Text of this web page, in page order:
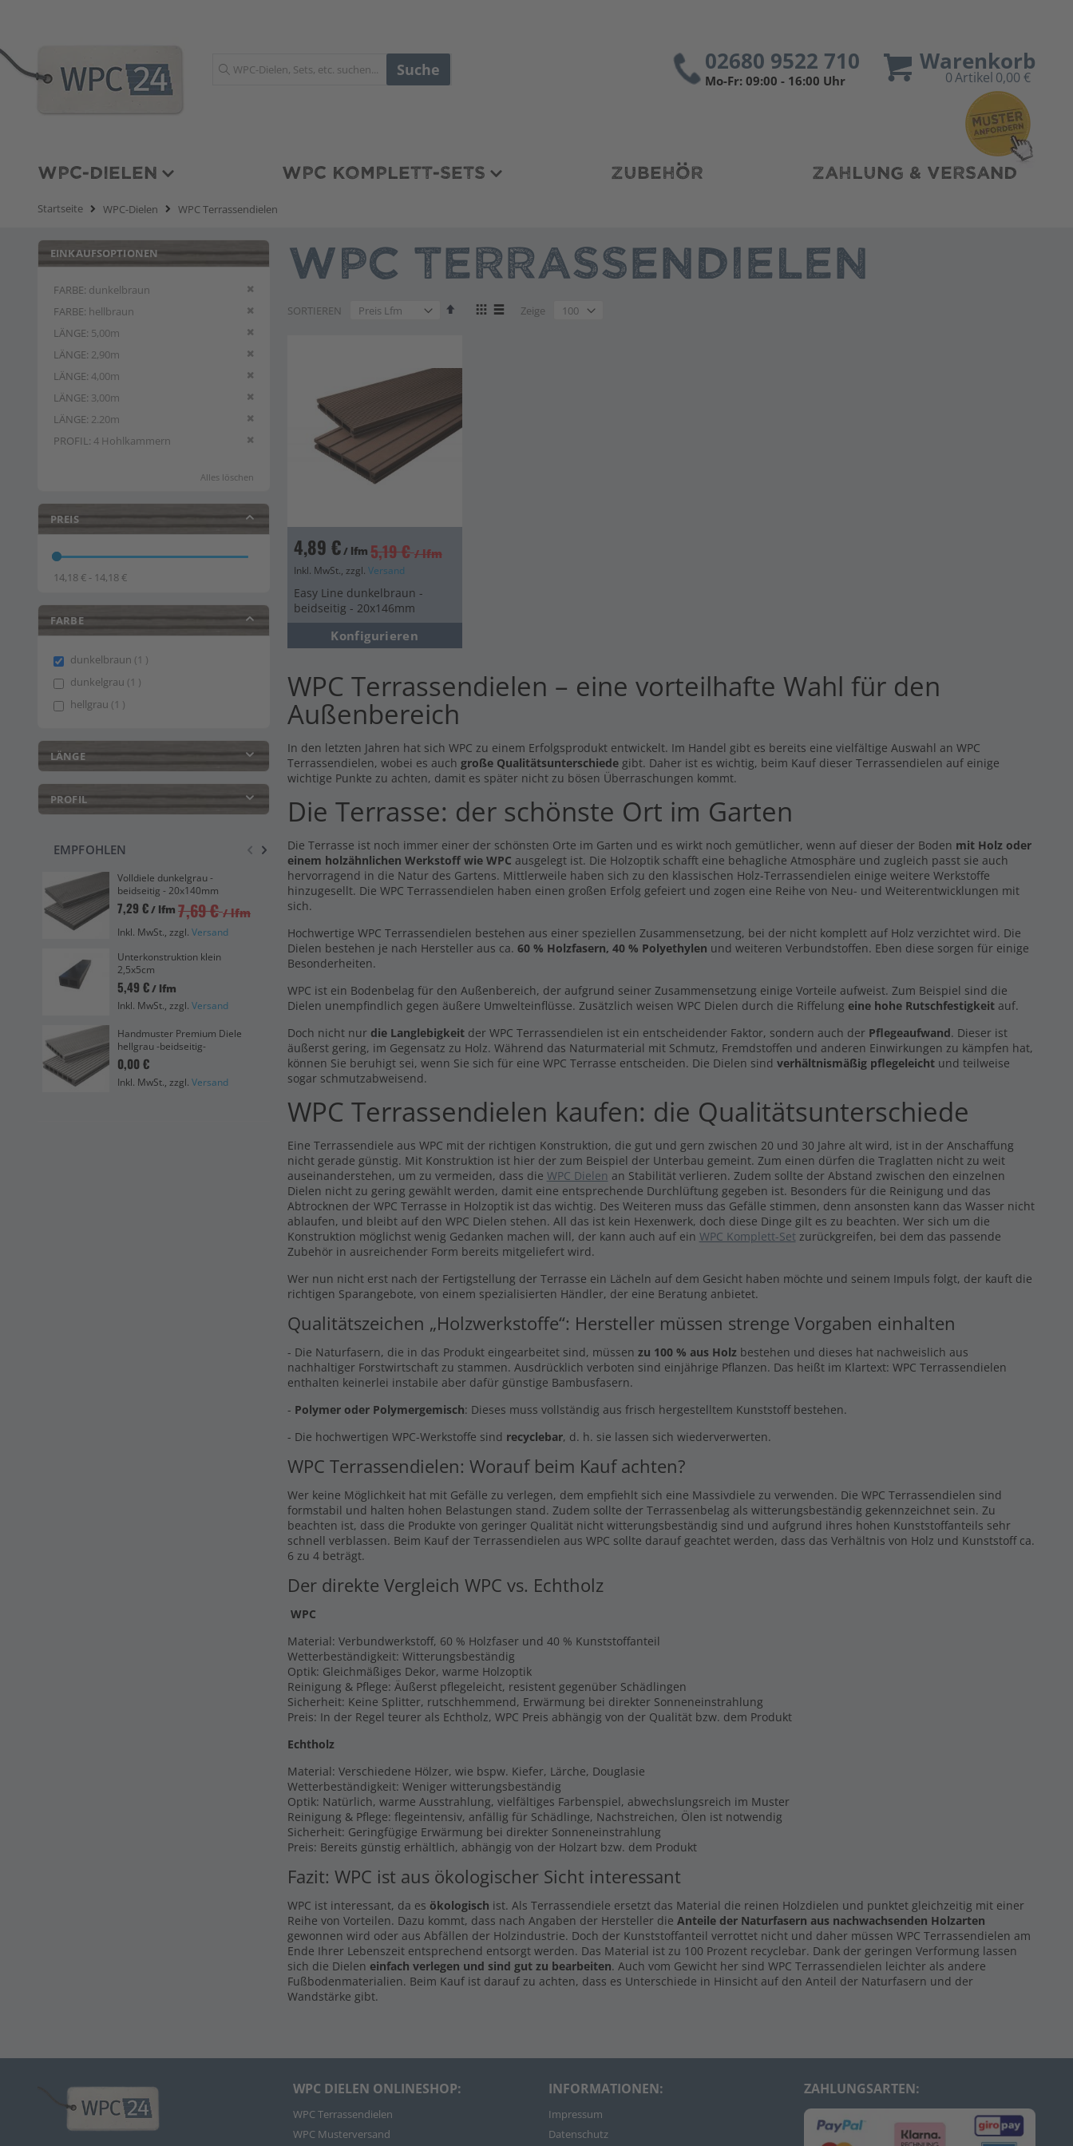
Warenkorb
0Artikel 0,00 €
Suche 02680 9522 710
Mo-Fr: 09:00 - 16:00 Uhr
WPC-DIELEN WPC KOMPLETT-SETS ZUBEHÖR ZAHLUNG & VERSAND
Startseite WPC-Dielen WPC Terrassendielen
WPC TERRASSENDIELEN
SORTIEREN
AbsteigendAnzeigen
Zeige
4,89 €/ lfm 5,19 € / lfm
Inkl. MwSt., zzgl. Versand
Easy Line dunkelbraun -
beidseitig - 20x146mm
Konfigurieren
WPC Terrassendielen – eine vorteilhafte Wahl für den
Außenbereich
In den letzten Jahren hat sich WPC zu einem Erfolgsprodukt entwickelt. Im Handel gibt es bereits eine vielfältige Auswahl an WPC
Terrassendielen, wobei es auch große Qualitätsunterschiede gibt. Daher ist es wichtig, beim Kauf dieser Terrassendielen auf einige
wichtige Punkte zu achten, damit es später nicht zu bösen Überraschungen kommt.
Die Terrasse: der schönste Ort im Garten
Die Terrasse ist noch immer einer der schönsten Orte im Garten und es wirkt noch gemütlicher, wenn auf dieser der Boden mit Holz oder
einem holzähnlichen Werkstoff wie WPC ausgelegt ist. Die Holzoptik schafft eine behagliche Atmosphäre und zugleich passt sie auch
hervorragend in die Natur des Gartens. Mittlerweile haben sich zu den klassischen Holz-Terrassendielen einige weitere Werkstoffe
hinzugesellt. Die WPC Terrassendielen haben einen großen Erfolg gefeiert und zogen eine Reihe von Neu- und Weiterentwicklungen mit
sich.
Hochwertige WPC Terrassendielen bestehen aus einer speziellen Zusammensetzung, bei der nicht komplett auf Holz verzichtet wird. Die
Dielen bestehen je nach Hersteller aus ca. 60 % Holzfasern, 40 % Polyethylen und weiteren Verbundstoffen. Eben diese sorgen für einige
Besonderheiten.
WPC ist ein Bodenbelag für den Außenbereich, der aufgrund seiner Zusammensetzung einige Vorteile aufweist. Zum Beispiel sind die
Dielen unempfindlich gegen äußere Umwelteinflüsse. Zusätzlich weisen WPC Dielen durch die Riffelung eine hohe Rutschfestigkeitauf.
Doch nicht nur die Langlebigkeitder WPC Terrassendielen ist ein entscheidender Faktor, sondern auch der Pflegeaufwand. Dieser ist
äußerst gering, im Gegensatz zu Holz. Während das Naturmaterial mit Schmutz, Fremdstoffen und anderen Einwirkungen zu kämpfen hat,
können Sie beruhigt sei, wenn Sie sich für eine WPC Terrasse entscheiden. Die Dielen sind verhältnismäßig pflegeleichtund teilweise
sogar schmutzabweisend.
WPC Terrassendielen kaufen: die Qualitätsunterschiede
Eine Terrassendiele aus WPC mit der richtigen Konstruktion, die gut und gern zwischen 20 und 30 Jahre alt wird, ist in der Anschaffung
nicht gerade günstig. Mit Konstruktion ist hier der zum Beispiel der Unterbau gemeint. Zum einen dürfen die Traglatten nicht zu weit
auseinanderstehen, um zu vermeiden, dass die WPC Dielen an Stabilität verlieren. Zudem sollte der Abstand zwischen den einzelnen
Dielen nicht zu gering gewählt werden, damit eine entsprechende Durchlüftung gegeben ist. Besonders für die Reinigung und das
Abtrocknen der WPC Terrasse in Holzoptik ist das wichtig. Des Weiteren muss das Gefälle stimmen, denn ansonsten kann das Wasser nicht
ablaufen, und bleibt auf den WPC Dielen stehen. All das ist kein Hexenwerk, doch diese Dinge gilt es zu beachten. Wer sich um die
Konstruktion möglichst wenig Gedanken machen will, der kann auch auf ein WPC Komplett-Setzurückgreifen, bei dem das passende
Zubehör in ausreichender Form bereits mitgeliefert wird.
Wer nun nicht erst nach der Fertigstellung der Terrasse ein Lächeln auf dem Gesicht haben möchte und seinem Impuls folgt, der kauft die
richtigen Sparangebote, von einem spezialisierten Händler, der eine Beratung anbietet.
Qualitätszeichen „Holzwerkstoffe“: Hersteller müssen strenge Vorgaben einhalten
- Die Naturfasern, die in das Produkt eingearbeitet sind, müssen zu 100 % aus Holz bestehen und dieses hat nachweislich aus
nachhaltiger Forstwirtschaft zu stammen. Ausdrücklich verboten sind einjährige Pflanzen. Das heißt im Klartext: WPC Terrassendielen
enthalten keinerlei instabile aber dafür günstige Bambusfasern.
- Polymer oder Polymergemisch: Dieses muss vollständig aus frisch hergestelltem Kunststoff bestehen.
- Die hochwertigen WPC-Werkstoffe sind recyclebar, d. h. sie lassen sich wiederverwerten.
WPC Terrassendielen: Worauf beim Kauf achten?
Wer keine Möglichkeit hat mit Gefälle zu verlegen, dem empfiehlt sich eine Massivdiele zu verwenden. Die WPC Terrassendielen sind
formstabil und halten hohen Belastungen stand. Zudem sollte der Terrassenbelag als witterungsbeständig gekennzeichnet sein. Zu
beachten ist, dass die Produkte von geringer Qualität nicht witterungsbeständig sind und aufgrund ihres hohen Kunststoffanteils sehr
schnell verblassen. Beim Kauf der Terrassendielen aus WPC sollte darauf geachtet werden, dass das Verhältnis von Holz und Kunststoff ca.
6 zu 4 beträgt.
Der direkte Vergleich WPC vs. Echtholz
WPC
Material: Verbundwerkstoff, 60 % Holzfaser und 40 % Kunststoffanteil
Wetterbeständigkeit: Witterungsbeständig
Optik: Gleichmäßiges Dekor, warme Holzoptik
Reinigung & Pflege: Äußerst pflegeleicht, resistent gegenüber Schädlingen
Sicherheit: Keine Splitter, rutschhemmend, Erwärmung bei direkter Sonneneinstrahlung
Preis: In der Regel teurer als Echtholz, WPC Preis abhängig von der Qualität bzw. dem Produkt
Echtholz
Material: Verschiedene Hölzer, wie bspw. Kiefer, Lärche, Douglasie
Wetterbeständigkeit: Weniger witterungsbeständig
Optik: Natürlich, warme Ausstrahlung, vielfältiges Farbenspiel, abwechslungsreich im Muster
Reinigung & Pflege: flegeintensiv, anfällig für Schädlinge, Nachstreichen, Ölen ist notwendig
Sicherheit: Geringfügige Erwärmung bei direkter Sonneneinstrahlung
Preis: Bereits günstig erhältlich, abhängig von der Holzart bzw. dem Produkt
Fazit: WPC ist aus ökologischer Sicht interessant
WPC ist interessant, da es ökologisch ist. Als Terrassendiele ersetzt das Material die reinen Holzdielen und punktet gleichzeitig mit einer
Reihe von Vorteilen. Dazu kommt, dass nach Angaben der Hersteller die Anteile der Naturfasern aus nachwachsenden Holzarten
gewonnen wird oder aus Abfällen der Holzindustrie. Doch der Kunststoffanteil verrottet nicht und daher müssen WPC Terrassendielen am
Ende Ihrer Lebenszeit entsprechend entsorgt werden. Das Material ist zu 100 Prozent recyclebar. Dank der geringen Verformung lassen
sich die Dielen einfach verlegen und sind gut zu bearbeiten. Auch vom Gewicht her sind WPC Terrassendielen leichter als andere
Fußbodenmaterialien. Beim Kauf ist darauf zu achten, dass es Unterschiede in Hinsicht auf den Anteil der Naturfasern und der
Wandstärke gibt.
EINKAUFSOPTIONEN
FARBE dunkelbraun
Diesen Artikel entfernen
FARBE hellbraun
Diesen Artikel entfernen
LÄNGE 5,00m
Diesen Artikel entfernen
LÄNGE 2,90m
Diesen Artikel entfernen
LÄNGE 4,00m
Diesen Artikel entfernen
LÄNGE 3,00m
Diesen Artikel entfernen
LÄNGE 2.20m
Diesen Artikel entfernen
PROFIL 4 Hohlkammern Diesen Artikel entfernen
Alles löschen
PREIS
14,18 € - 14,18 €
FARBE
dunkelbraun 1 item
dunkelgrau 1 item
hellgrau 1 item
LÄNGE
PROFIL
EMPFOHLEN
Volldiele dunkelgrau -
beidseitig - 20x140mm
7,29 €/ lfm 7,69 € / lfm
Inkl. MwSt., zzgl. Versand
Unterkonstruktion klein
2,5x5cm
5,49 €/ lfm
Inkl. MwSt., zzgl. Versand
Handmuster Premium Diele
hellgrau -beidseitig-
0,00 €
Inkl. MwSt., zzgl. Versand
Handmuster Easy Line
dunkelgrau -beidseitig-
Inkl. MwSt., zzgl.Versand
Volldielen Komplett Set 3m
Dielen -beidseitig-
505,18 €
Inkl. MwSt., zzgl.Versand
Premium Diele hellgrau -
beidseitig - 23x146mm
6,69 €/ lfm
Inkl. MwSt., zzgl.Versand
Premium Dielen Komplett Set
5m Dielen -beidseitig-
Inkl. MwSt., zzgl. Versand
Handmuster Premium Diele
0,00 €
Inkl. MwSt., zzgl.Versand
Anfangs- und Endclips
15,49 €
WPC DIELEN ONLINESHOP:
WPC Terrassendielen
WPC Musterversand
INFORMATIONEN:
Impressum
Datenschutz
ZAHLUNGSARTEN: